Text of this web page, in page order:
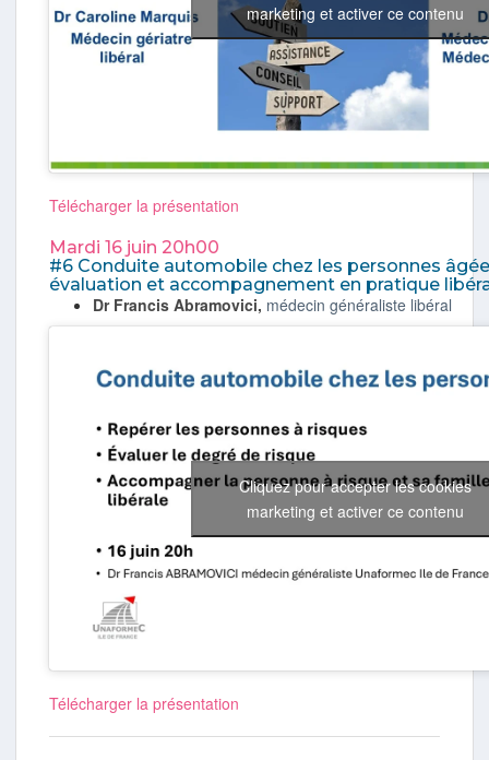
marketing et activer ce contenu
Télécharger la présentation
Mardi 16 juin 20h00​​​​​​
#6 Conduite automobile chez les personnes
évaluation et accompagnement en pratique
Dr Francis Abramovici, médecin généraliste libéral
Cliquez pour accepter les cookies
marketing et activer ce contenu
Télécharger la présentation